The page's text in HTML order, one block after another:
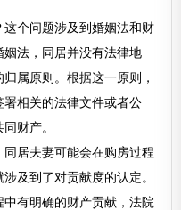
个问题涉及到婚姻法和财
法，同居并没有法律地
属原则。根据这一原则，
相关的法律文件或者公
财产。
居夫妻可能会在购房过程
及到了对贡献度的认定。
有明确的财产贡献，法院